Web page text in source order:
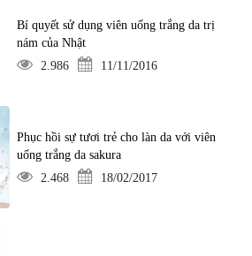
Bí quyết sử dụng viên uống trắng da trị
nám của Nhật
2.986
11/11/2016
Phục hồi sự tươi trẻ cho làn da với viên
uống trắng da sakura
2.468
18/02/2017